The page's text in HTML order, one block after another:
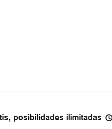
posibilidades ilimitadas